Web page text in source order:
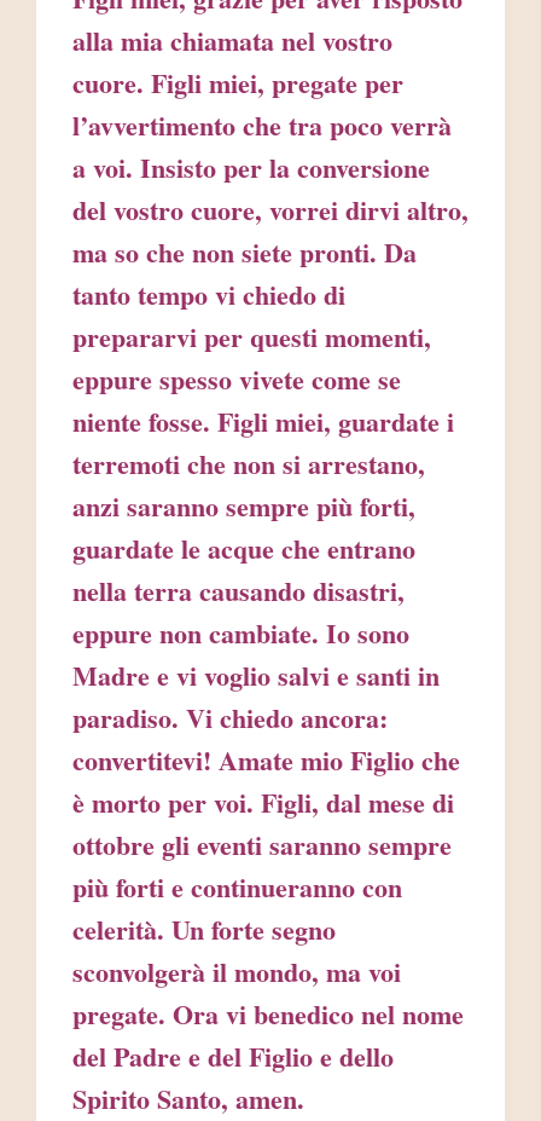
alla mia chiamata nel vostro
cuore. Figli miei, pregate per
l’avvertimento che tra poco verrà
a voi. Insisto per la conversione
del vostro cuore, vorrei dirvi altro,
ma so che non siete pronti. Da
tanto tempo vi chiedo di
prepararvi per questi momenti,
eppure spesso vivete come se
niente fosse. Figli miei, guardate i
terremoti che non si arrestano,
anzi saranno sempre più forti,
guardate le acque che entrano
nella terra causando disastri,
eppure non cambiate. Io sono
Madre e vi voglio salvi e santi in
paradiso. Vi chiedo ancora:
convertitevi! Amate mio Figlio che
è morto per voi. Figli, dal mese di
ottobre gli eventi saranno sempre
più forti e continueranno con
celerità. Un forte segno
sconvolgerà il mondo, ma voi
pregate. Ora vi benedico nel nome
del Padre e del Figlio e dello
Spirito Santo, amen.